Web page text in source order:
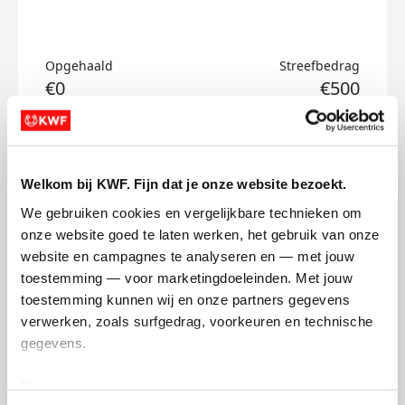
Welkom bij KWF. Fijn dat je onze website bezoekt.
We gebruiken cookies en vergelijkbare technieken om
onze website goed te laten werken, het gebruik van onze
website en campagnes te analyseren en — met jouw
toestemming — voor marketingdoeleinden. Met jouw
toestemming kunnen wij en onze partners gegevens
verwerken, zoals surfgedrag, voorkeuren en technische
gegevens.
Opgehaald
€0
Streefbedrag
€500
Lotte's badges